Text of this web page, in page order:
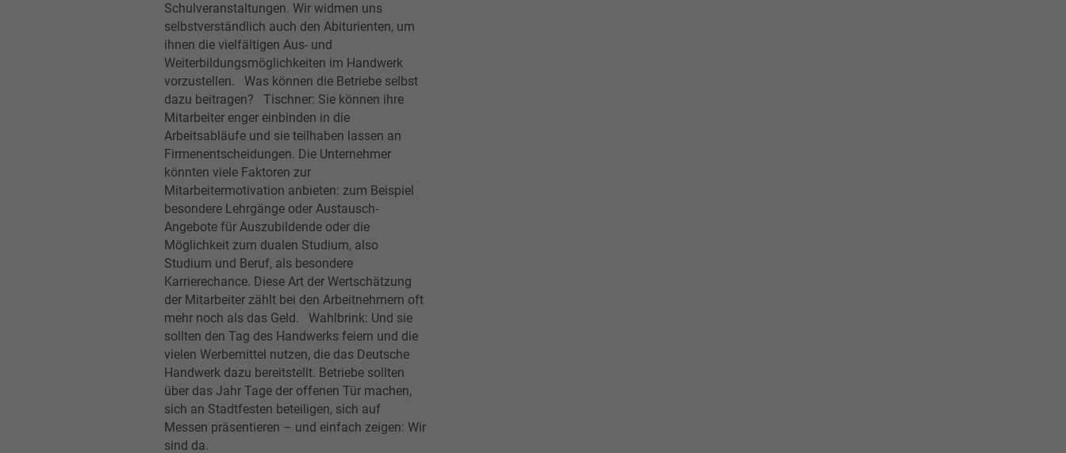
Schulveranstaltungen. Wir widmen uns
selbstverständlich auch den Abiturienten, um
ihnen die vielfältigen Aus- und
Weiterbildungsmöglichkeiten im Handwerk
vorzustellen. Was können die Betriebe selbst
dazu beitragen? Tischner: Sie können ihre
Mitarbeiter enger einbinden in die
Arbeitsabläufe und sie teilhaben lassen an
Firmenentscheidungen. Die Unternehmer
könnten viele Faktoren zur
Mitarbeitermotivation anbieten: zum Beispiel
besondere Lehrgänge oder Austausch-
Angebote für Auszubildende oder die
Möglichkeit zum dualen Studium, also
Studium und Beruf, als besondere
Karrierechance. Diese Art der Wertschätzung
der Mitarbeiter zählt bei den Arbeitnehmern oft
mehr noch als das Geld. Wahlbrink: Und sie
sollten den Tag des Handwerks feiern und die
vielen Werbemittel nutzen, die das Deutsche
Handwerk dazu bereitstellt. Betriebe sollten
über das Jahr Tage der offenen Tür machen,
sich an Stadtfesten beteiligen, sich auf
Messen präsentieren – und einfach zeigen: Wir
sind da.